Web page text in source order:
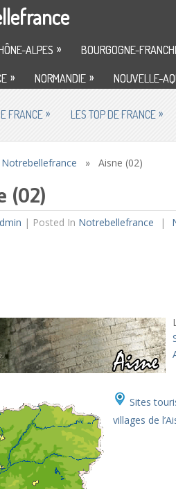
ALPES » BOURGOGNE-
» NORMANDIE » NOUVELLE-
FRANCE » LES TOP DE FRANCE »
Notrebellefrance » Aisne (02)
(02)
| Posted In Notrebellefrance
Sites
villages de